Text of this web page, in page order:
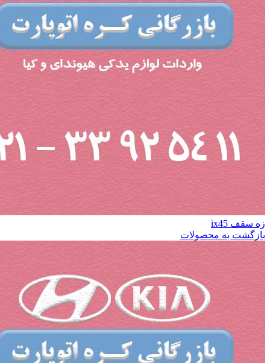
زه سقف ix45
بازگشت به محصولات